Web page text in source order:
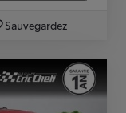
Sauvegardez